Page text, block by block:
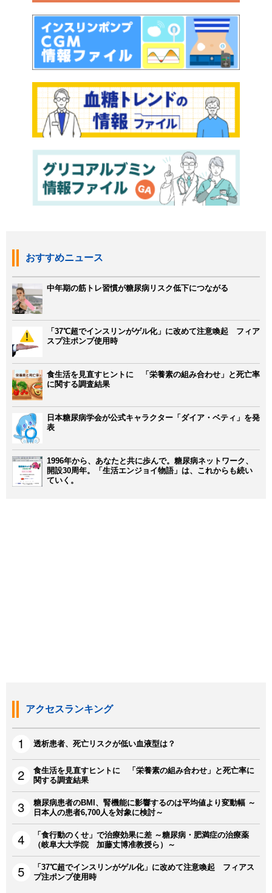
おすすめニュース
中年期の筋トレ習慣が糖尿病リスク低下につながる
「37℃超でインスリンがゲル化」に改めて注意喚起 フィア
スプ注ポンプ使用時
食生活を見直すヒントに 「栄養素の組み合わせ」と死亡率
に関する調査結果
日本糖尿病学会が公式キャラクター「ダイア・ベティ」を発
表
1996年から、あなたと共に歩んで。糖尿病ネットワーク、
開設30周年。「生活エンジョイ物語」は、これからも続い
ていく。
アクセスランキング
透析患者、死亡リスクが低い血液型は？
食生活を見直すヒントに 「栄養素の組み合わせ」と死亡率に
関する調査結果
糖尿病患者のBMI、腎機能に影響するのは平均値より変動幅 ～
日本人の患者6,700人を対象に検討～
「食行動のくせ」で治療効果に差 ～糖尿病・肥満症の治療薬
（岐阜大大学院 加藤丈博准教授ら）～
「37℃超でインスリンがゲル化」に改めて注意喚起 フィアス
プ注ポンプ使用時